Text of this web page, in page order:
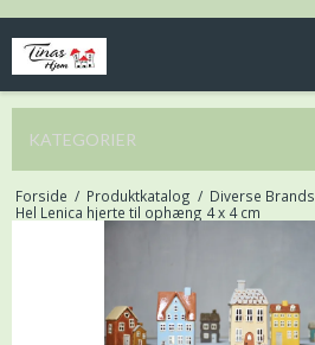
KATEGORIER
Forside / Produktkatalog / Diverse Brands
Hel Lenica hjerte til ophæng 4 x 4 cm